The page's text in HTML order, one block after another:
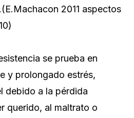
2011 aspectos
se prueba en
y prolongado estrés,
debido a la pérdida
querido, al maltrato o